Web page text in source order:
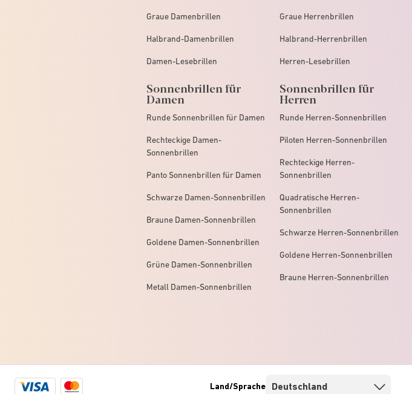
Graue Damenbrillen
Halbrand-Damenbrillen
Damen-Lesebrillen
Sonnenbrillen für
Damen
Runde Sonnenbrillen für Damen
Rechteckige Damen-
Sonnenbrillen
Panto Sonnenbrillen für Damen
Schwarze Damen-Sonnenbrillen
Braune Damen-Sonnenbrillen
Goldene Damen-Sonnenbrillen
Grüne Damen-Sonnenbrillen
Metall Damen-Sonnenbrillen
Graue Herrenbrillen
Halbrand-Herrenbrillen
Herren-Lesebrillen
Sonnenbrillen für
Herren
Runde Herren-Sonnenbrillen
Piloten Herren-Sonnenbrillen
Rechteckige Herren-
Sonnenbrillen
Quadratische Herren-
Sonnenbrillen
Schwarze Herren-Sonnenbrillen
Goldene Herren-Sonnenbrillen
Braune Herren-Sonnenbrillen
Visa
Mastercard
Land/Sprache